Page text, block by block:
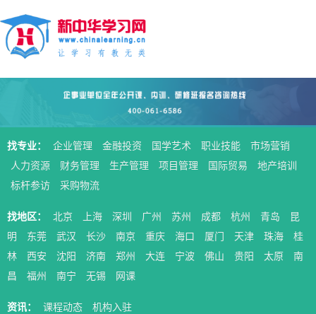
找专业： 企业管理 金融投资 国学艺术 职业技能
市场营销
人力资源
财务管理 生产管理 项目管理 国际贸易
地产培训
标杆参访
采购物流
找地区： 北京 上海 深圳 广州 苏州 成都 杭州 青岛
昆
明
东莞 武汉 长沙 南京 重庆 海口 厦门 天津 珠海
桂
林
西安 沈阳 济南 郑州 大连 宁波 佛山 贵阳 太原
南
昌
福州 南宁 无锡 网课
资讯： 课程动态 机构入驻